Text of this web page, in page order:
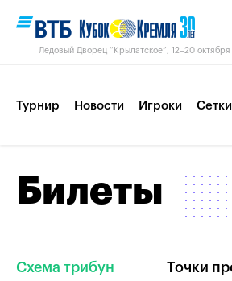
Ледовый Дворец “Крылатское”, 12–20 октября
Турнир Новости Игроки Сетки
Пресс-центр Партнеры
Билеты
Схема трибун Точки